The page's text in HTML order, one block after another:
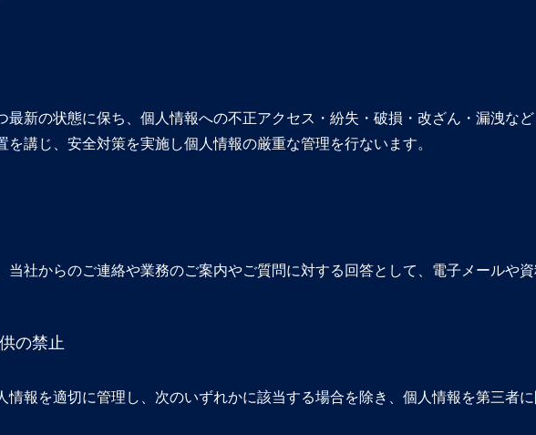
最新の状態に保ち、個人情報への不正アクセス・紛失・破損・改ざん・漏洩な
講じ、安全対策を実施し個人情報の厳重な管理を行ないます。
社からのご連絡や業務のご案内やご質問に対する回答として、電子メールや資
の禁止
報を適切に管理し、次のいずれかに該当する場合を除き、個人情報を第三者に